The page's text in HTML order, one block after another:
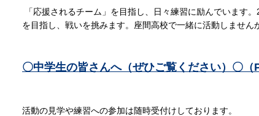
「応援されるチーム」を目指し、日々練習に励んでいます
を目指し、戦いを挑みます。座間高校で一緒に活動しません
〇中学生の皆さんへ（ぜひご覧ください）〇（
活動の見学や練習への参加は随時受付けしております。